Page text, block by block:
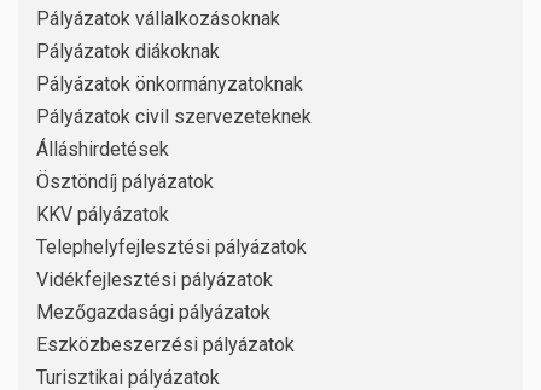
Pályázatok vállalkozásoknak
Pályázatok diákoknak
Pályázatok önkormányzatoknak
Pályázatok civil szervezeteknek
Álláshirdetések
Ösztöndíj pályázatok
KKV pályázatok
Telephelyfejlesztési pályázatok
Vidékfejlesztési pályázatok
Mezőgazdasági pályázatok
Eszközbeszerzési pályázatok
Turisztikai pályázatok